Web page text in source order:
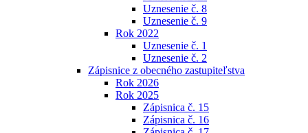
Uznesenie č. 8
Uznesenie č. 9
Rok 2022
Uznesenie č. 1
Uznesenie č. 2
Zápisnice z obecného zastupiteľstva
Rok 2026
Rok 2025
Zápisnica č. 15
Zápisnica č. 16